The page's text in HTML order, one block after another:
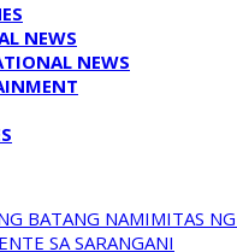
NEWS
NEWS
BATANG NAMIMITAS
SA SARANGANI